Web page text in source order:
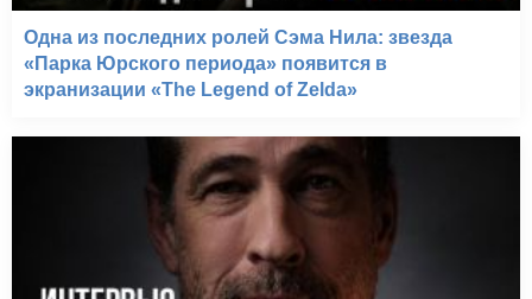
Одна из последних ролей Сэма Нила: звезда
«Парка Юрского периода» появится в
экранизации «The Legend of Zelda»